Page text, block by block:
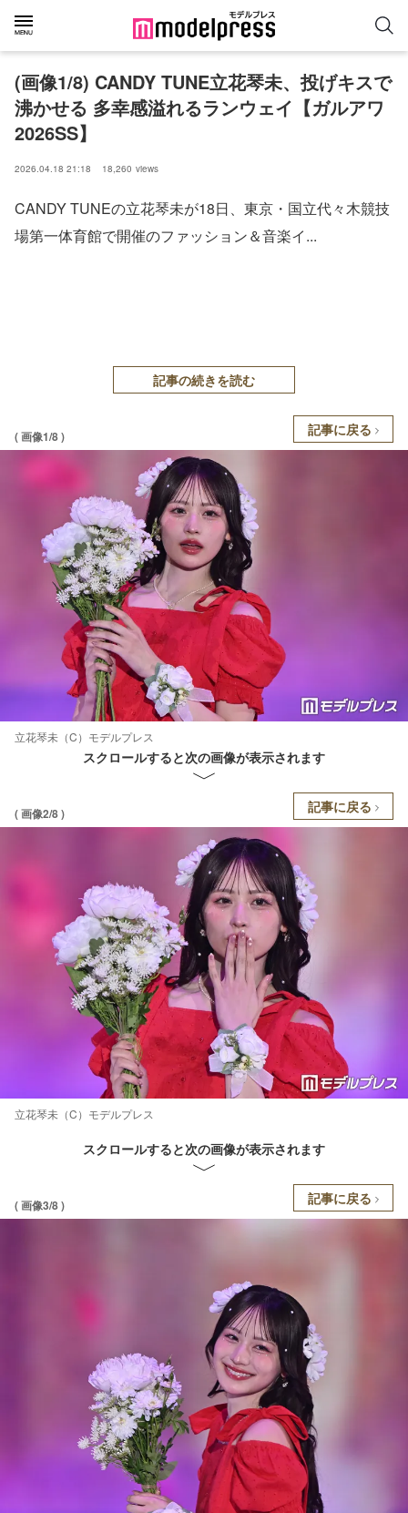
(画像1/8) CANDY TUNE立花琴未、投げキスで
沸かせる 多幸感溢れるランウェイ【ガルアワ
2026SS】
2026.04.18 21:18 18,260 views
CANDY TUNEの立花琴未が18日、東京・国⽴代々⽊競技
場第⼀体育館で開催のファッション＆⾳楽イ...
記事の続きを読む
( 画像1/8 ) 記事に戻る
立花琴未（C）モデルプレス
スクロールすると次の画像が表示されます
( 画像2/8 ) 記事に戻る
立花琴未（C）モデルプレス
スクロールすると次の画像が表示されます
( 画像3/8 ) 記事に戻る